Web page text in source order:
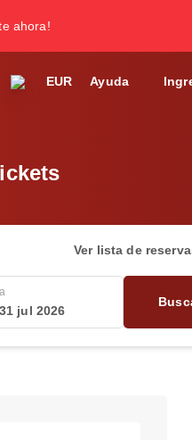
ahora!
EUR Ayuda
Ver lista de
jul 2026